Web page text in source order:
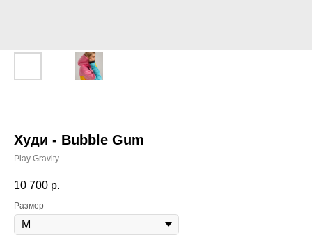
Худи - Bubble Gum
Play Gravity
10 700 р.
Размер